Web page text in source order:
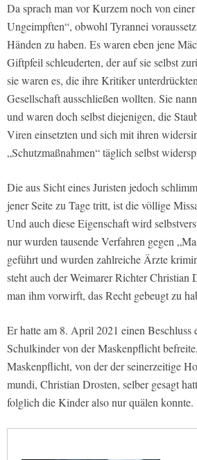
Da sprach man vor Kurzem noch von
Ungeimpften“, obwohl Tyrannei
Händen zu haben. Es waren eben jene
Giftpfeil schleuderten, der auf sie selbst
sie waren es, die ihre Kritiker
Gesellschaft ausschließen wollten. Sie
und waren doch selbst diejenigen, die
Viren einsetzten und sich mit ihren
„Schutzmaßnahmen“ täglich selbst
Die aus Sicht eines Juristen jedoch
jener Seite zu Tage tritt, ist die völlige
Und auch diese Eigenschaft wird
nur wurden tausende Verfahren gegen
geführt und wurden zahlreiche Ärzte
steht auch der Weimarer Richter Christian
man ihm vorwirft, das Recht gebeugt zu
Er hatte am 8. April 2021 einen Beschluss
Schulkinder von der Maskenpflicht
Maskenpflicht, von der der seinerzeitige
mundi, Christian Drosten, selber gesagt
folglich die Kinder also nur quälen konnte.